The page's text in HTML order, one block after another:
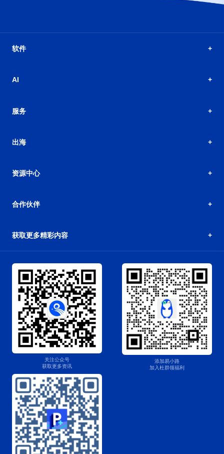
软件
AI
服务
出海
资源中心
合作伙伴
获取更多精彩内容
关注公众号
获取更多资讯
添加易小路
加入杜群领福利